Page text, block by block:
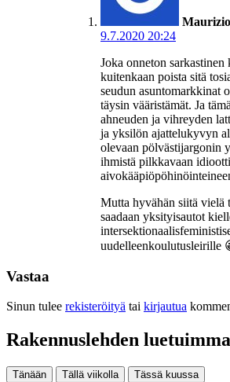
Maurizio
9.7.2020 20:24
Joka onneton sarkastinen
kuitenkaan poista sitä
seudun asuntomarkkinat
täysin vääristämät. Ja
ahneuden ja vihreyden
ja yksilön ajattelukyvyn
olevaan pölvästijargonin
ihmistä pilkkavaan
Mutta hyvähän siitä vielä
saadaan yksityisautot
uudelleenkoulutusleirille
Vastaa
Sinun tulee rekisteröityä tai kirjautua
Rakennuslehden
Tänään Tällä viikolla Tässä kuussa